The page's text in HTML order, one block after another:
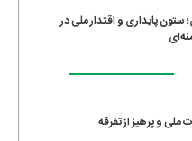
ستون پایداری و اقتدار ملی در
و پرهیز از تفرقه